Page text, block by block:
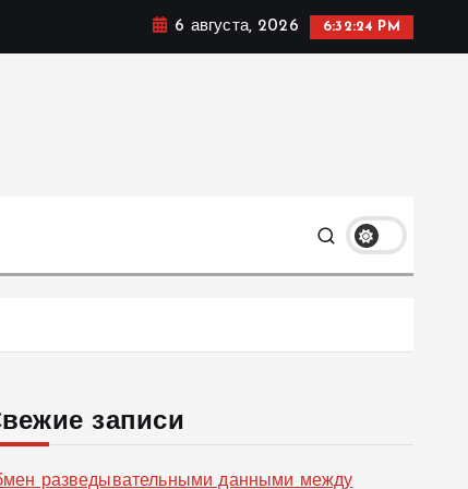
6 августа, 2026 6:32:25 PM
записи
разведывательными данными между